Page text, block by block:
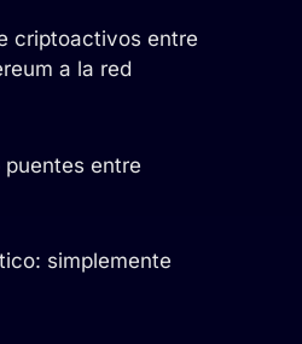
criptoactivos entre
a la red
entre
simplemente